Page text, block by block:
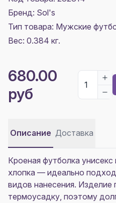
Бренд: Sol's
Тип товара: Мужские
Вес: 0.384 кг.
680.00
руб
Описание Доставка
Кроеная футболка унисекс
хлопка — идеально
видов нанесения.
термоусадку, поэтому